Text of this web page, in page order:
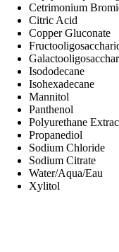
Cetrimonium
Citric Acid
Copper Gluconate
Isododecane
Isohexadecane
Mannitol
Panthenol
Polyurethane
Propanediol
Sodium Chloride
Sodium Citrate
Water/Aqua/Eau
Xylitol